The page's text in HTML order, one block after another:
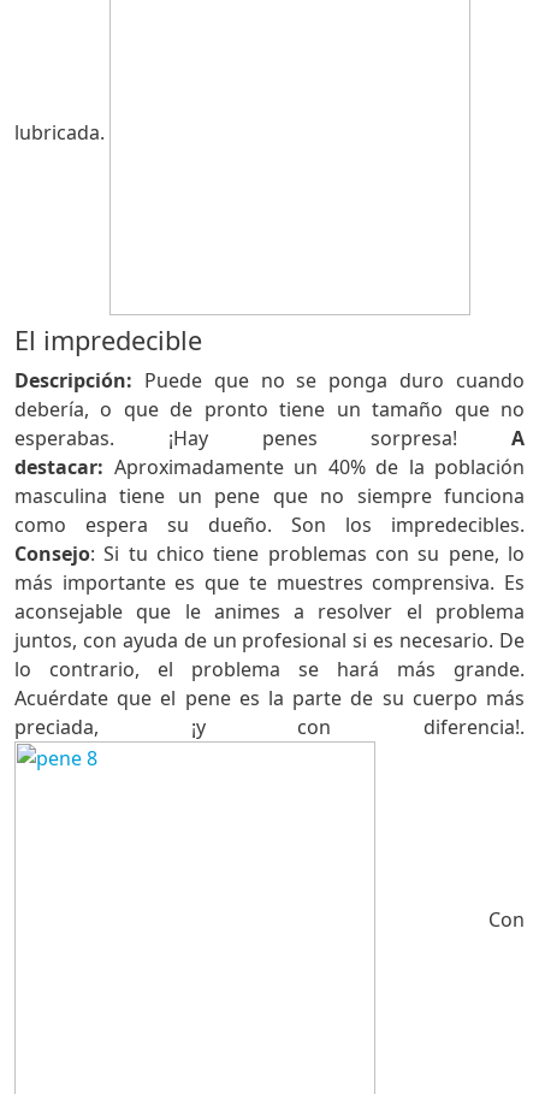
lubricada.
El impredecible
Descripción: Puede que no se ponga duro cuando
debería, o que de pronto tiene un tamaño que no
esperabas. ¡Hay penes sorpresa! A
destacar: Aproximadamente un 40% de la población
masculina tiene un pene que no siempre funciona
como espera su dueño. Son los impredecibles.
Consejo: Si tu chico tiene problemas con su pene, lo
más importante es que te muestres comprensiva. Es
aconsejable que le animes a resolver el problema
juntos, con ayuda de un profesional si es necesario. De
lo contrario, el problema se hará más grande.
Acuérdate que el pene es la parte de su cuerpo más
preciada, ¡y con diferencia!.
Con